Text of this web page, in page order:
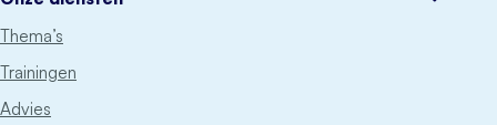
Thema’s
Trainingen
Advies